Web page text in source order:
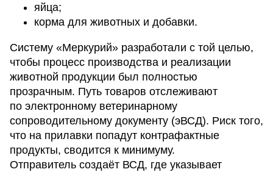
яйца;
корма для животных и добавки.
Систему «Меркурий» разработали с той целью,
чтобы процесс производства и реализации
животной продукции был полностью
прозрачным. Путь товаров отслеживают
по электронному ветеринарному
сопроводительному документу (эВСД). Риск того,
что на прилавки попадут контрафактные
продукты, сводится к минимуму.
Отправитель создаёт ВСД, где указывает